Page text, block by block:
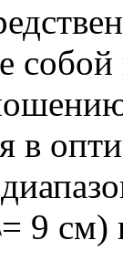
собой
= 9